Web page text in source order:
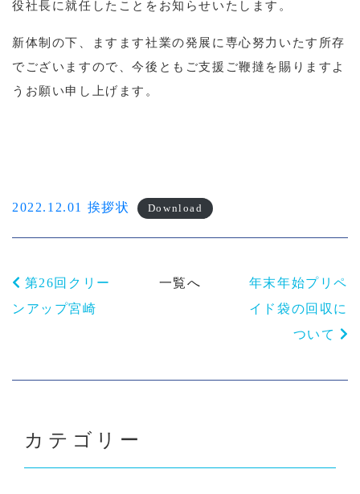
役社長に就任したことをお知らせいたします。
新体制の下、ますます社業の発展に専心努力いたす所存
でございますので、今後ともご支援ご鞭撻を賜りますよ
うお願い申し上げます。
2022.12.01 挨拶状 Download
第26回クリー
ンアップ宮崎
一覧へ
年末年始プリペ
イド袋の回収に
ついて
カテゴリー